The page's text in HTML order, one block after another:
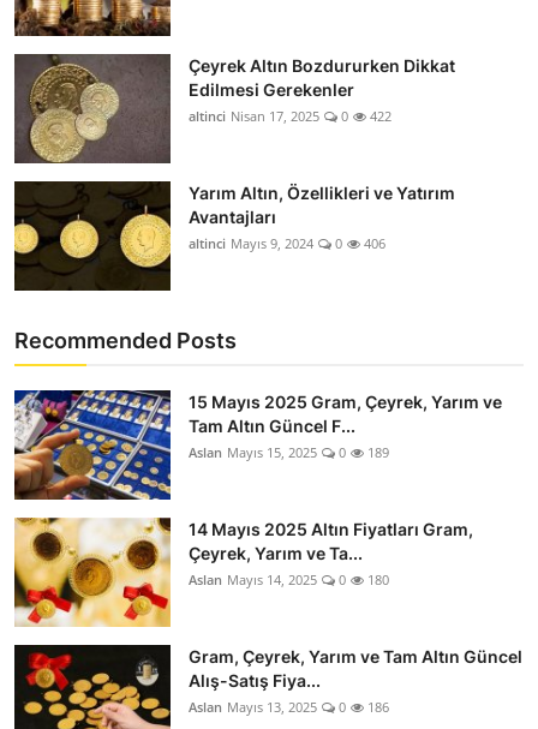
Çeyrek Altın Bozdururken Dikkat
Edilmesi Gerekenler
altinci Nisan 17, 2025 0 422
Yarım Altın, Özellikleri ve Yatırım
Avantajları
altinci Mayıs 9, 2024 0 406
Recommended Posts
15 Mayıs 2025 Gram, Çeyrek, Yarım ve
Tam Altın Güncel F...
Aslan Mayıs 15, 2025 0 189
14 Mayıs 2025 Altın Fiyatları Gram,
Çeyrek, Yarım ve Ta...
Aslan Mayıs 14, 2025 0 180
Gram, Çeyrek, Yarım ve Tam Altın Güncel
Alış-Satış Fiya...
Aslan Mayıs 13, 2025 0 186